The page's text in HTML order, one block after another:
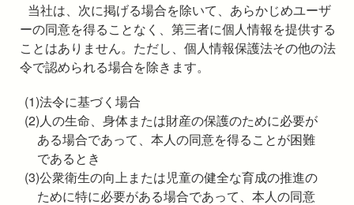
当社は、次に掲げる場合を除いて、あらかじめユーザ
ーの同意を得ることなく、第三者に個人情報を提供する
ことはありません。ただし、個人情報保護法その他の法
令で認められる場合を除きます。
(1)法令に基づく場合
(2)人の生命、身体または財産の保護のために必要が
ある場合であって、本人の同意を得ることが困難
であるとき
(3)公衆衛生の向上または児童の健全な育成の推進の
ために特に必要がある場合であって、本人の同意